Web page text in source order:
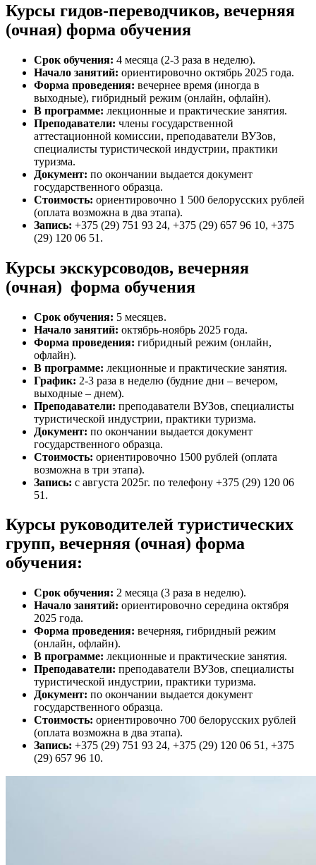
Курсы гидов-переводчиков, вечерняя
(очная) форма обучения
Срок обучения: 4 месяца (2-3 раза в неделю).
Начало занятий: ориентировочно октябрь 2025 года.
Форма проведения: вечернее время (иногда в
выходные), гибридный режим (онлайн, офлайн).
В программе: лекционные и практические занятия.
Преподаватели: члены государственной
аттестационной комиссии, преподаватели ВУЗов,
специалисты туристической индустрии, практики
туризма.
Документ: по окончании выдается документ
государственного образца.
Стоимость: ориентировочно 1 500 белорусских рублей
(оплата возможна в два этапа).
Запись: +375 (29) 751 93 24, +375 (29) 657 96 10, +375
(29) 120 06 51.
Курсы экскурсоводов, вечерняя
(очная) форма обучения
Срок обучения: 5 месяцев.
Начало занятий: октябрь-ноябрь 2025 года.
Форма проведения: гибридный режим (онлайн,
офлайн).
В программе: лекционные и практические занятия.
График: 2-3 раза в неделю (будние дни – вечером,
выходные – днем).
Преподаватели: преподаватели ВУЗов, специалисты
туристической индустрии, практики туризма.
Документ: по окончании выдается документ
государственного образца.
Стоимость: ориентировочно 1500 рублей (оплата
возможна в три этапа).
Запись: с августа 2025г. по телефону +375 (29) 120 06
51.
Курсы руководителей туристических
групп, вечерняя (очная) форма
обучения:
Срок обучения: 2 месяца (3 раза в неделю).
Начало занятий: ориентировочно середина октября
2025 года.
Форма проведения: вечерняя, гибридный режим
(онлайн, офлайн).
В программе: лекционные и практические занятия.
Преподаватели: преподаватели ВУЗов, специалисты
туристической индустрии, практики туризма.
Документ: по окончании выдается документ
государственного образца.
Стоимость: ориентировочно 700 белорусских рублей
(оплата возможна в два этапа).
Запись: +375 (29) 751 93 24, +375 (29) 120 06 51, +375
(29) 657 96 10.